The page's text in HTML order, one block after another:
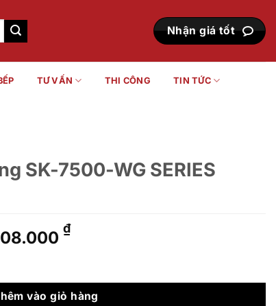
Nhận giá tốt
TƯ VẤN THI CÔNG TIN TỨC
SK-7500-WG SERIES
₫.
₫Giá
là:
5.208.000 ₫.
số lượng
vào giỏ hàng